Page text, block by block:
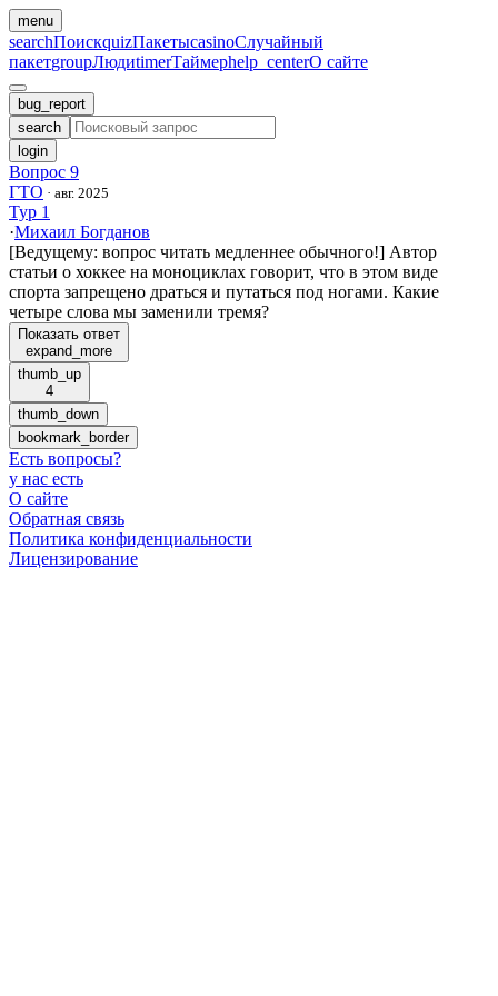
menu
searchПоискquizПакетыcasinoСлучайный
пакетgroupЛюдиtimerТаймерhelp_centerО сайте
bug_report
search
login
Вопрос 9
ГТО · авг. 2025
Тур 1
·Михаил Богданов
[Ведущему: вопрос читать медленнее обычного!] Автор
статьи о хоккее на моноциклах говорит, что в этом виде
спорта запрещено драться и путаться под ногами. Какие
четыре слова мы заменили тремя?
Показать ответ
expand_more
thumb_up
4
thumb_down
bookmark_border
Есть вопросы?
у нас есть
О сайте
Обратная связь
Политика конфиденциальности
Лицензирование